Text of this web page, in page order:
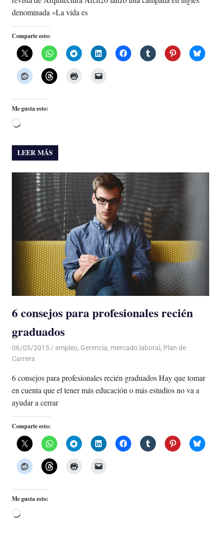
denominada «La vida es
Comparte esto:
Me gusta esto:
Cargando...
LEER MÁS
6 consejos para profesionales recién
graduados
06/05/2015 Luis Castellanos
empleo, Gerencia, mercado laboral , Plan de
Carrera
6 consejos para profesionales recién graduados Hay que tomar
en cuenta que el tener más educación o más estudios no va a
ayudar a cerrar
Comparte esto:
Me gusta esto:
Cargando...